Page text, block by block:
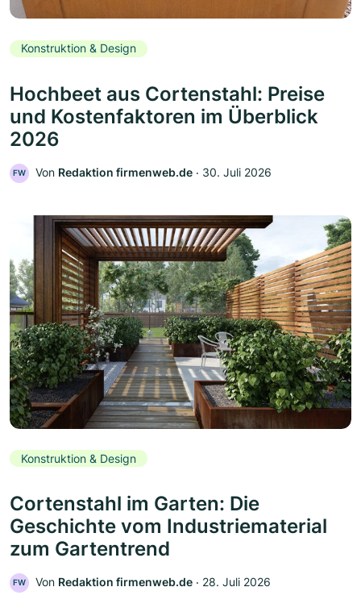
Konstruktion & Design
Hochbeet aus Cortenstahl: Preise
und Kostenfaktoren im Überblick
2026
FW Von Redaktion firmenweb.de ‧ 30. Juli 2026
Konstruktion & Design
Cortenstahl im Garten: Die
Geschichte vom Industriematerial
zum Gartentrend
FW Von Redaktion firmenweb.de ‧ 28. Juli 2026